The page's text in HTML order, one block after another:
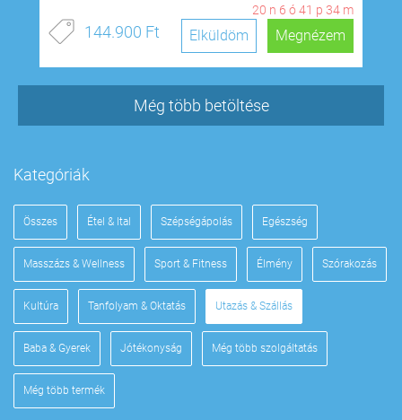
20 n 6 ó41 p 33 m
144.900 Ft Megnézem
Elküldöm
Még több betöltése
Kategóriák
Összes Étel & Ital Szépségápolás Egészség
Masszázs & Wellness Sport & Fitness Élmény Szórakozás
Kultúra Tanfolyam & Oktatás Utazás & Szállás
Baba & Gyerek Jótékonyság Még több szolgáltatás
Még több termék